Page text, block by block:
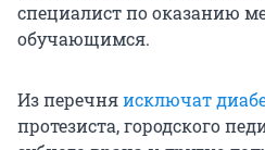
специалист по оказанию
обучающимся.
Из перечняисключат
протезиста, городского